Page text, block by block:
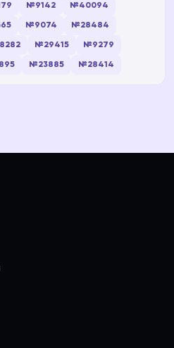
№9142 №40094
№9074 №28484
№29415 №9279
№23885 №28414